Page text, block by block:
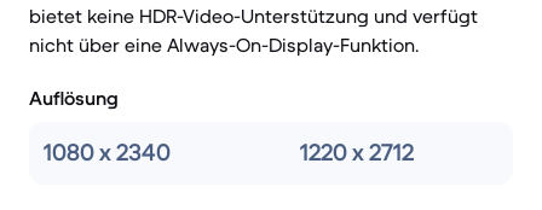
bietet keine HDR-Video-Unterstützung und verfügt
nicht über eine Always-On-Display-Funktion.
Auflösung
1080 x 2340 1220 x 2712